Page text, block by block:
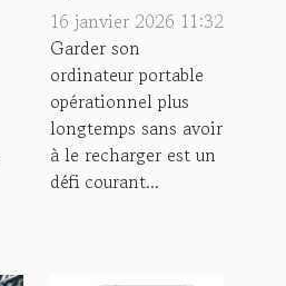
l'autonomie de
votre
ordinateur
portable ?
16 janvier 2026 11:32
Garder son
ordinateur portable
opérationnel plus
longtemps sans avoir
à le recharger est un
défi courant...